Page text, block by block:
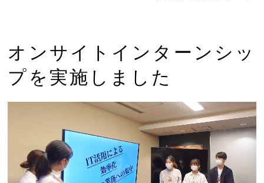
オンサイトインターンシッ
プを実施しました